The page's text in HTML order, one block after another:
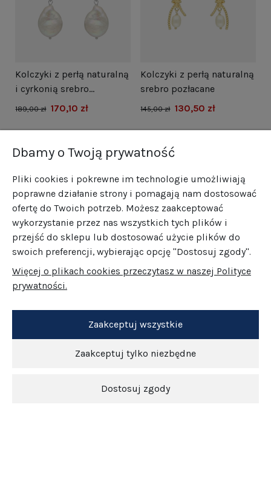
Kolczyki z perłą naturalną
i cyrkonią srebro
rodowane
189,00 zł 170,10 zł
Kolczyki z perłą naturalną
srebro pozłacane
145,00 zł 130,50 zł
Dbamy o Twoją prywatność
Pliki cookies i pokrewne im technologie umożliwiają
poprawne działanie strony i pomagają nam dostosować
ofertę do Twoich potrzeb. Możesz zaakceptować
wykorzystanie przez nas wszystkich tych plików i
przejść do sklepu lub dostosować użycie plików do
swoich preferencji, wybierając opcję "Dostosuj zgody".
Więcej o plikach cookies przeczytasz w naszej Polityce
prywatności.
Zaakceptuj tylko niezbędne
Dostosuj zgody
Zaakceptuj wszystkie